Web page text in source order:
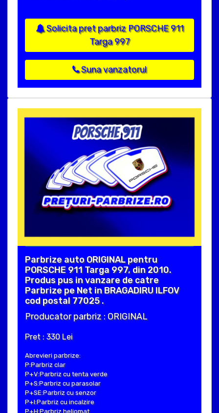
Solicita pret parbriz PORSCHE 911
Targa 997
Suna vanzatorul
Parbrize auto ORIGINAL pentru
PORSCHE 911 Targa 997, din 2010.
Produs pus in vanzare de catre
Parbrize pe Net in BRAGADIRU ILFOV
cod postal 77025 .
Producator parbriz : ORIGINAL
Pret : 330 Lei
Abrevieri parbrize:
P:Parbriz clar
P+V:Parbriz cu tenta verde
P+S:Parbriz cu parasolar
P+SE:Parbriz cu senzor
P+I:Parbriz cu incalzire
P+H:Parbriz heliomat